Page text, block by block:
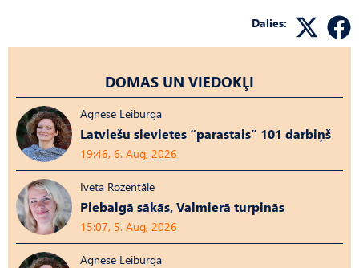
Dalies:
DOMAS UN VIEDOKĻI
Agnese Leiburga
Latviešu sievietes “parastais” 101 darbiņš
19:46, 6. Aug, 2026
Iveta Rozentāle
Piebalgā sākās, Valmierā turpinās
15:07, 5. Aug, 2026
Agnese Leiburga